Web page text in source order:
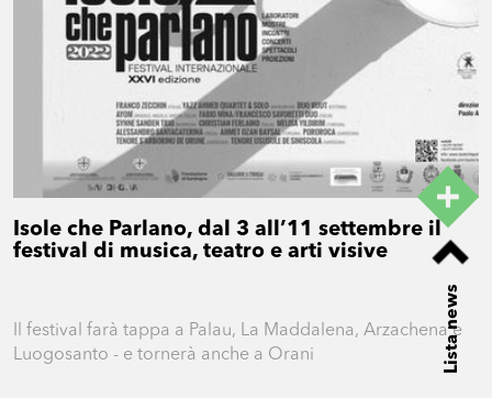
Isole che Parlano, dal 3 all’11 settembre il
festival di musica, teatro e arti visive
Il festival farà tappa a Palau, La Maddalena, Arzachena e
Luogosanto - e tornerà anche a Orani
Lista news